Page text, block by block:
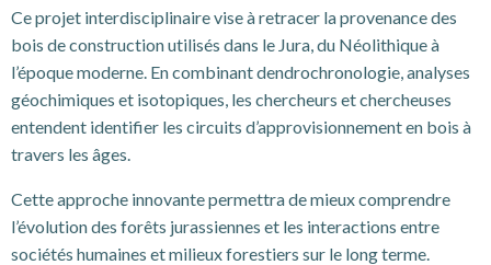
Ce projet interdisciplinaire vise à retracer la provenance des
bois de construction utilisés dans le Jura, du Néolithique à
l’époque moderne. En combinant dendrochronologie, analyses
géochimiques et isotopiques, les chercheurs et chercheuses
entendent identifier les circuits d’approvisionnement en bois à
travers les âges.
Cette approche innovante permettra de mieux comprendre
l’évolution des forêts jurassiennes et les interactions entre
sociétés humaines et milieux forestiers sur le long terme.